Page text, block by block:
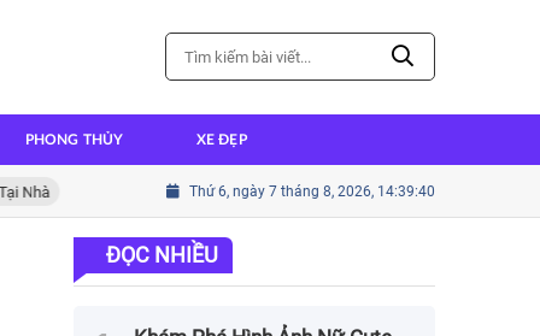
PHONG THỦY XE ĐẸP
Cách nấu cháo ếch thơm ngon đậm đà hương vị
Thứ 6, ngày 7 tháng 8, 2026, 14:39:42
ĐỌC NHIỀU